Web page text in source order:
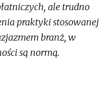
ale trudno
praktyki stosowanej
branż, w
są normą.